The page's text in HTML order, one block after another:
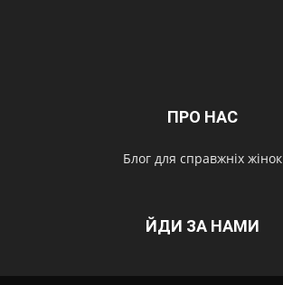
ПРО НАС
Блог для справжніх жінок
ЙДИ ЗА НАМИ